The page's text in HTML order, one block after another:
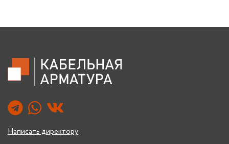
Написать директору